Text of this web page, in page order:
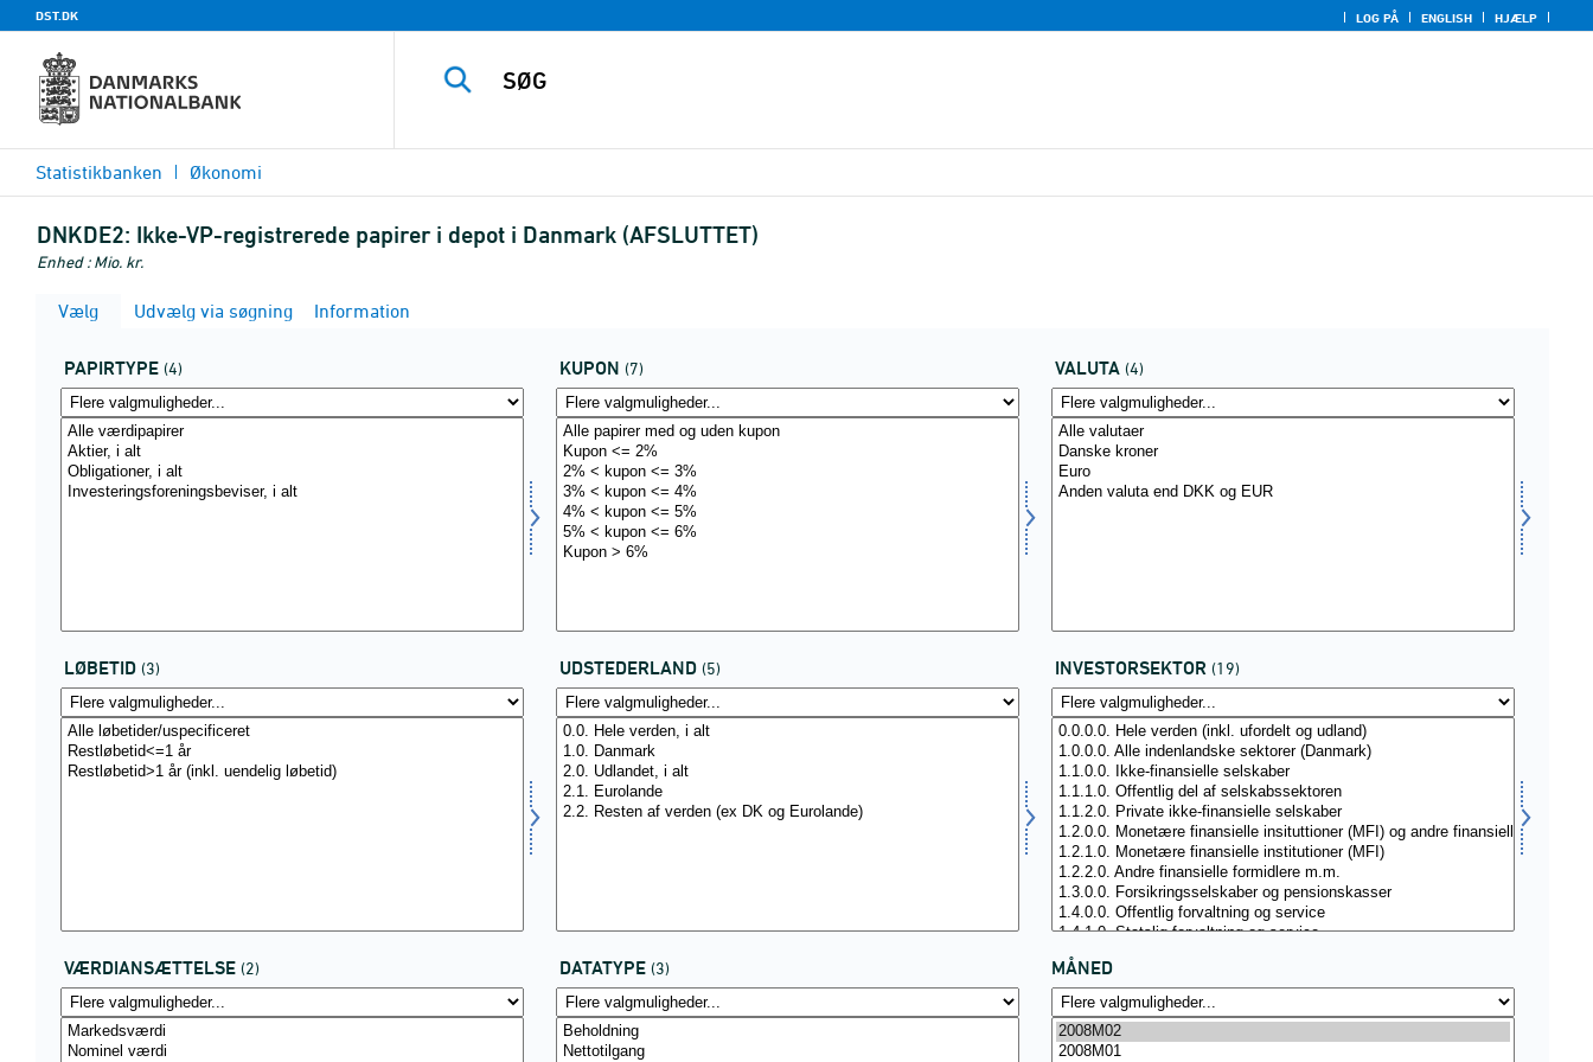
DST.DK LOG PÅ ENGLISH HJÆLP
Statistikbanken Økonomi
DNKDE2: Ikke-VP-registrerede papirer i depot i Danmark (AFSLUTTET)
Enhed : Mio. kr.
Vælg Udvælg via søgning Information
PAPIRTYPE (4) KUPON (7) VALUTA (4)
LØBETID (3) UDSTEDERLAND (5) INVESTORSEKTOR (19)
VÆRDIANSÆTTELSE (2) DATATYPE (3) MÅNED